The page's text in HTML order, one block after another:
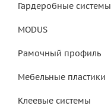
Гардеробные системы
MODUS
Рамочный профиль
Мебельные пластики
Клеевые системы